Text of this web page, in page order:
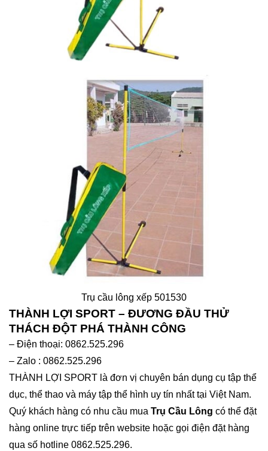
Trụ cầu lông xếp 501530
THÀNH LỢI SPORT – ĐƯƠNG ĐẦU THỬ
THÁCH ĐỘT PHÁ THÀNH CÔNG
– Điện thoại: 0862.525.296
– Zalo : 0862.525.296
THÀNH LỢI SPORT là đơn vị chuyên bán dụng cụ tập thể
dục, thể thao và máy tập thể hình uy tín nhất tại Việt Nam.
Quý khách hàng có nhu cầu mua Trụ Cầu Lông có thể đặt
hàng online trực tiếp trên website hoặc gọi điện đặt hàng
qua số hotline 0862.525.296.